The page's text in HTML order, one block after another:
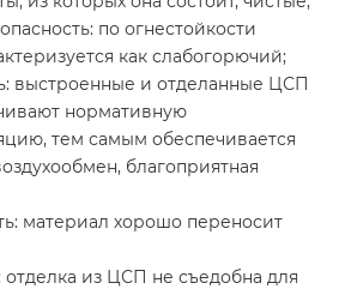
по огнестойкости
как слабогорючий;
выстроенные и отделанные ЦСП
нормативную
тем самым обеспечивается
благоприятная
материал хорошо переносит
отделка из ЦСП не съедобна для